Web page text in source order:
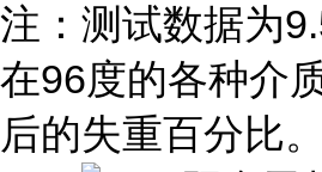
注：测试数据为
在96度的各种介
后的失重百分比。